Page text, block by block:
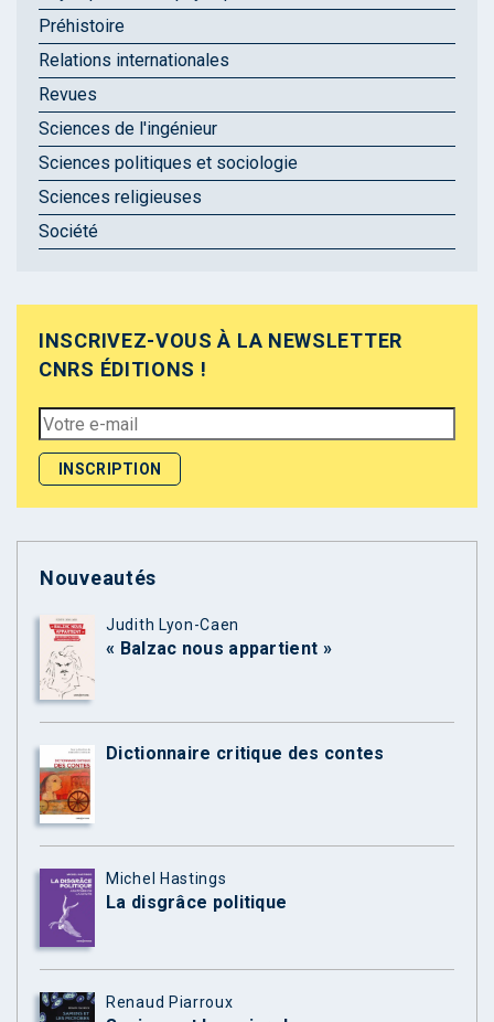
Préhistoire
Relations internationales
Revues
Sciences de l'ingénieur
Sciences politiques et sociologie
Sciences religieuses
Société
INSCRIVEZ-VOUS À LA NEWSLETTER
CNRS ÉDITIONS !
Nouveautés
Judith Lyon-Caen
« Balzac nous appartient »
Dictionnaire critique des contes
Michel Hastings
La disgrâce politique
Renaud Piarroux